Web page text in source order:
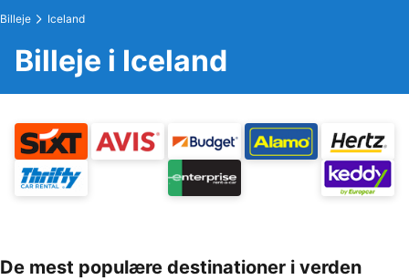
Billeje Iceland
Billeje i Iceland
De mest populære destinationer i verden